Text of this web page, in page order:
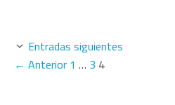
Entradas siguientes
← Anterior Página
1 … Página
3 Página
4